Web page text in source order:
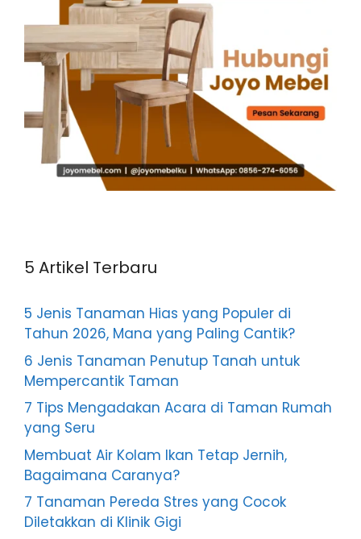
5 Artikel Terbaru
5 Jenis Tanaman Hias yang Populer di
Tahun 2026, Mana yang Paling Cantik?
6 Jenis Tanaman Penutup Tanah untuk
Mempercantik Taman
7 Tips Mengadakan Acara di Taman Rumah
yang Seru
Membuat Air Kolam Ikan Tetap Jernih,
Bagaimana Caranya?
7 Tanaman Pereda Stres yang Cocok
Diletakkan di Klinik Gigi